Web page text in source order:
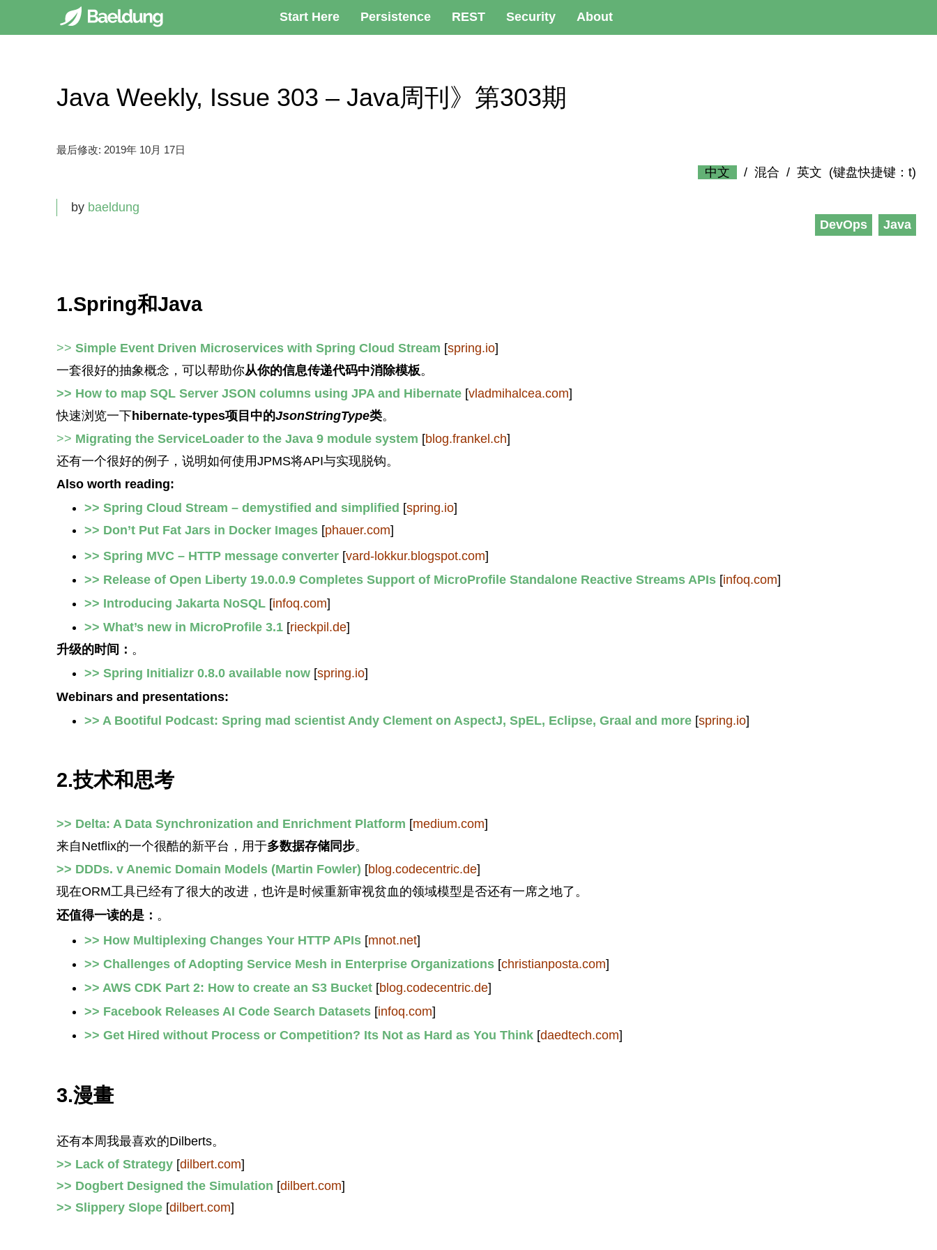
Start Here Persistence REST Security About
Java Weekly, Issue 303 – Java周刊》第303期
最后修改: 2019年 10月 17日
by baeldung
中文 / 混合 / 英文 (键盘快捷键：t)
DevOps Java
1.Spring和Java
>> Simple Event Driven Microservices with Spring Cloud Stream [spring.io]
一套很好的抽象概念，可以帮助你从你的信息传递代码中消除模板。
>> How to map SQL Server JSON columns using JPA and Hibernate[vladmihalcea.com]
快速浏览一下hibernate-types项目中的JsonStringType类。
>> Migrating the ServiceLoader to the Java 9 module system [blog.frankel.ch]
还有一个很好的例子，说明如何使用JPMS将API与实现脱钩。
Also worth reading:
>> Spring Cloud Stream – demystified and simplified [spring.io]
>> Don’t Put Fat Jars in Docker Images [phauer.com]
>> Spring MVC – HTTP message converter[vard-lokkur.blogspot.com]
>> Release of Open Liberty 19.0.0.9 Completes Support of MicroProfile Standalone Reactive Streams APIs[infoq.com]
>> Introducing Jakarta NoSQL[infoq.com]
>> What’s new in MicroProfile 3.1 [rieckpil.de]
升级的时间： 。
>> Spring Initializr 0.8.0 available now[spring.io]
Webinars and presentations:
>> A Bootiful Podcast: Spring mad scientist Andy Clement on AspectJ, SpEL, Eclipse, Graal and more[spring.io]
2.技术和思考
>> Delta: A Data Synchronization and Enrichment Platform [medium.com]
来自Netflix的一个很酷的新平台，用于多数据存储同步。
>> DDDs. v Anemic Domain Models (Martin Fowler) [blog.codecentric.de]
现在ORM工具已经有了很大的改进，也许是时候重新审视贫血的领域模型是否还有一席之地了。
还值得一读的是： 。
>> How Multiplexing Changes Your HTTP APIs[mnot.net]
>> Challenges of Adopting Service Mesh in Enterprise Organizations [christianposta.com]
>> AWS CDK Part 2: How to create an S3 Bucket[blog.codecentric.de]
>> Facebook Releases AI Code Search Datasets[infoq.com]
>> Get Hired without Process or Competition? Its Not as Hard as You Think[daedtech.com]
3.漫畫
还有本周我最喜欢的Dilberts。
>> Lack of Strategy[dilbert.com]
>> Dogbert Designed the Simulation [dilbert.com]
>> Slippery Slope[dilbert.com]